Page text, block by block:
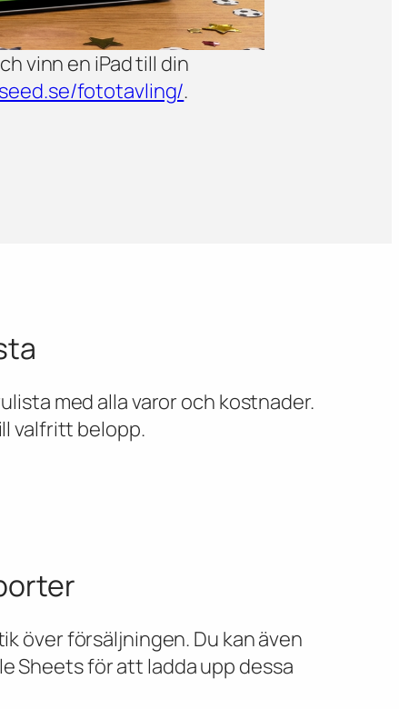
vinn en iPad till din
fototavling/.
med alla varor och kostnader.
valfritt belopp.
över försäljningen. Du kan även
Sheets för att ladda upp dessa